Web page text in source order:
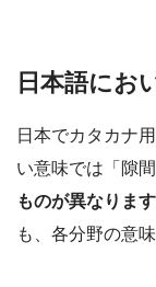
日本語にお
日本でカタカナ
い意味では「隙
ものが異なります
も、各分野の意